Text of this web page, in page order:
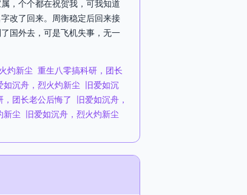
个个都在祝贺我，可我知道
改了回来。周衡稳定后回来接
国外去，可是飞机失事，无一
灼新尘 重生八零搞科研，团长
如沉舟，烈火灼新尘
旧爱如沉
，团长老公后悔了
旧爱如沉舟，
新尘 旧爱如沉舟，烈火灼新尘